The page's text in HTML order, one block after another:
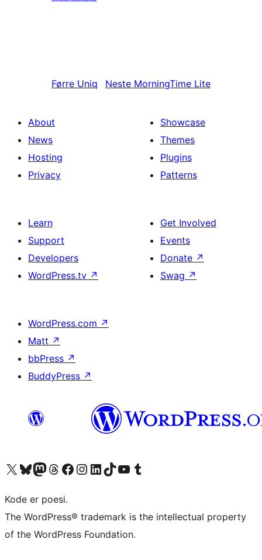
Førre Uniq Neste MorningTime Lite
About
News
Hosting
Privacy
Showcase
Themes
Plugins
Patterns
Learn
Support
Developers
WordPress.tv ↗
Get Involved
Events
Donate ↗
Swag ↗
WordPress.com ↗
Matt ↗
bbPress ↗
BuddyPress ↗
Visit our X (formerly Twitter) account
Visit our Bluesky account
Visit our Mastodon account
Visit our Threads account
Visit our Facebook page
Visit our Instagram account
Visit our LinkedIn account
Visit our TikTok account
Visit our YouTube channel
Visit our Tumblr account
Kode er poesi.
The WordPress® trademark is the intellectual property
of the WordPress Foundation.